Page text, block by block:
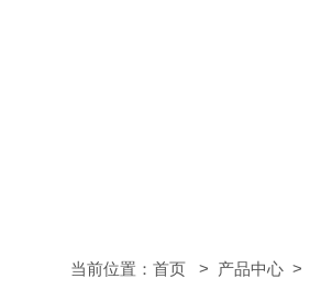
当前位置： 首页 > 产品中心 >